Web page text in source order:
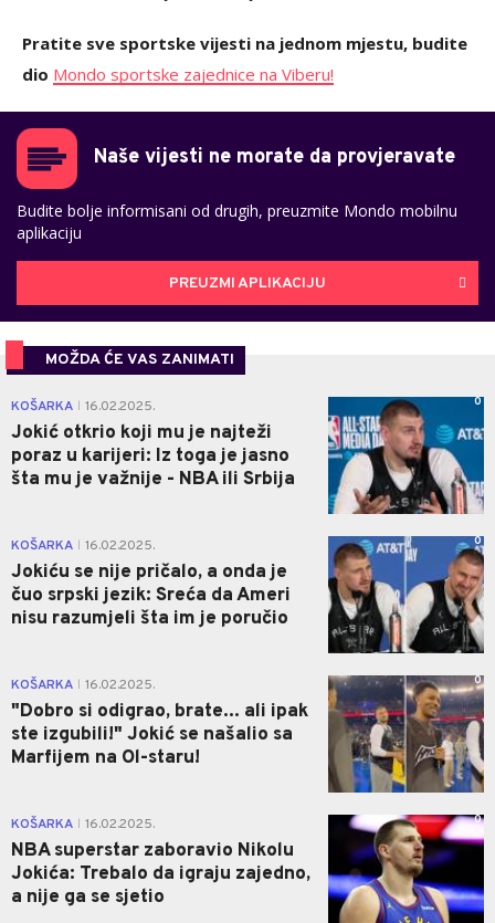
Pratite sve sportske vijesti na jednom mjestu, budite
dio Mondo sportske zajednice na Viberu!
Naše vijesti ne morate da provjeravate
Budite bolje informisani od drugih, preuzmite Mondo mobilnu
aplikaciju
PREUZMI APLIKACIJU
MOŽDA ĆE VAS ZANIMATI
KOŠARKA 16.02.2025.
Jokić otkrio koji mu je najteži
poraz u karijeri: Iz toga je jasno
šta mu je važnije - NBA ili Srbija
0
KOŠARKA 16.02.2025.
Jokiću se nije pričalo, a onda je
čuo srpski jezik: Sreća da Ameri
nisu razumjeli šta im je poručio
0
KOŠARKA 16.02.2025.
"Dobro si odigrao, brate... ali ipak
ste izgubili!" Jokić se našalio sa
Marfijem na Ol-staru!
0
KOŠARKA 16.02.2025.
NBA superstar zaboravio Nikolu
Jokića: Trebalo da igraju zajedno,
a nije ga se sjetio
0